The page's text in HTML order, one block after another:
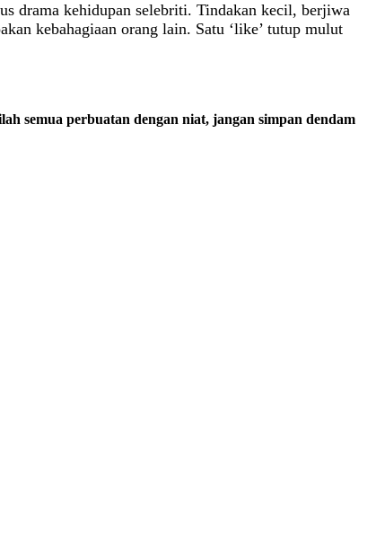
drama kehidupan selebriti. Tindakan kecil, berjiwa
kebahagiaan orang lain. Satu ‘like’ tutup mulut
semua perbuatan dengan niat, jangan simpan dendam